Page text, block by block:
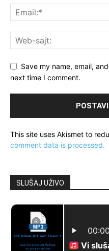
Save my name, email,
next time I comment.
This site uses Akismet to
comment data is processed.
SLUŠAJ UŽIVO